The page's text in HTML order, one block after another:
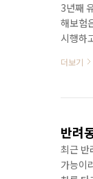
3년째
해보험
시행하
한 시민
인한 치
더보기
반려
최근 반
가능이